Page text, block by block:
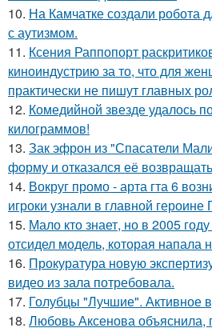
10. На Камчатке создали робота
с аутизмом.
11. Ксения Раппопорт
киноиндустрию за то, что для
практически не пишут главных
12. Комедийной звезде удалось
килограммов!
13. Зак эфрон из "Спасатели
форму и отказался её
14. Вокруг промо - арта гта 6
игроки узнали в главной героине
15. Мало кто знает, но в 2005
отсидел модель, которая напала
16. Прокуратура новую
видео из зала потребовала.
17. Голубцы "Лучшие". Активное
18. Любовь Аксенова объяснила,